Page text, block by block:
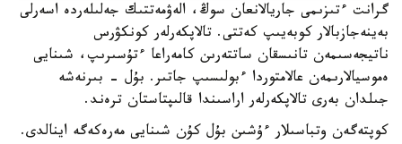
گرانت ءتىزىمى جاريالانعان سوڭ، الەۋمەتتىك جەلىلەردە اسەرلى
بەينەجازبالار كوبەيىپ كەتتى. تالاپكەرلەر كونكۋرس
ناتيجەسىمەن تانىسقان ساتتەرىن كامەراعا ءتۇسىرىپ، شىنايى
ەموسيالارىمەن عالامتوردا ءبولىسىپ جاتىر. بۇل - بىرنەشە
جىلدان بەرى تالاپكەرلەر اراسىندا قالىپتاستان ترەند.
كوپتەگەن وتباسىلار ءۇشىن بۇل كۇن شىنايى مەرەكەگە اينالدى.